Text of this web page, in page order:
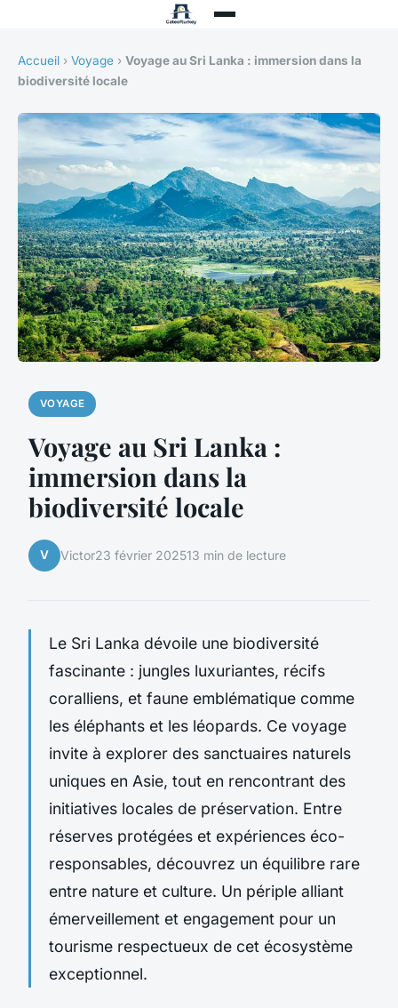
Accueil › Voyage › Voyage au Sri Lanka : immersion dans la
biodiversité locale
VOYAGE
Voyage au Sri Lanka :
immersion dans la
biodiversité locale
V Victor23 février 202513 min de lecture
Le Sri Lanka dévoile une biodiversité
fascinante : jungles luxuriantes, récifs
coralliens, et faune emblématique comme
les éléphants et les léopards. Ce voyage
invite à explorer des sanctuaires naturels
uniques en Asie, tout en rencontrant des
initiatives locales de préservation. Entre
réserves protégées et expériences éco-
responsables, découvrez un équilibre rare
entre nature et culture. Un périple alliant
émerveillement et engagement pour un
tourisme respectueux de cet écosystème
exceptionnel.